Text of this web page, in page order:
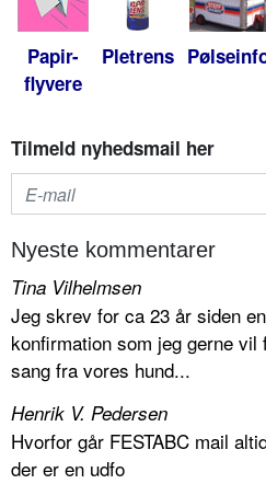
Papir-
flyvere
Pletrens
Tilmeld nyhedsmail her
Nyeste kommentarer
Tina Vilhelmsen
Jeg skrev for ca 23 år siden
konfirmation som jeg gerne
sang fra vores hund...
Henrik V. Pedersen
Hvorfor går FESTABC mail
der er en udfo